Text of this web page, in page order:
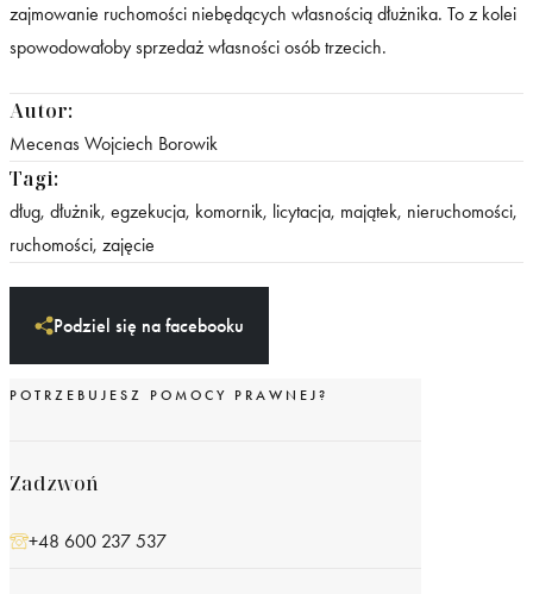
zajmowanie ruchomości niebędących własnością dłużnika. To z kolei
spowodowałoby sprzedaż własności osób trzecich.
Autor:
Mecenas Wojciech Borowik
Tagi:
dług, dłużnik, egzekucja, komornik, licytacja, majątek, nieruchomości,
ruchomości, zajęcie
Podziel się na facebooku
POTRZEBUJESZ POMOCY PRAWNEJ?
Zadzwoń
+48 600 237 537